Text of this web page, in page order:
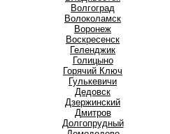
Волгоград
Волоколамск
Воронеж
Воскресенск
Геленджик
Голицыно
Горячий Ключ
Гулькевичи
Дедовск
Дзержинский
Дмитров
Долгопрудный